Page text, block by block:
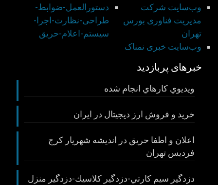
دستورالعمل-ضوابط-
طراحی-نظارت-اجرا-
سيستم-اعلام-حريق
وب‌سایت شركت
مديريت فناوری بورس
تهران
وب‌سایت خبری نمناک
خبرهای پربازدید
ويديوي كارهاي انجام شده
خريد و فروش ارز ديجيتال در ايران
اعلان و اطفا حريق در انديشه شهريار كرج
فرديس تهران
دزدگير سيم كارتي-دزدگير كلاسيك-دزدگير منزل